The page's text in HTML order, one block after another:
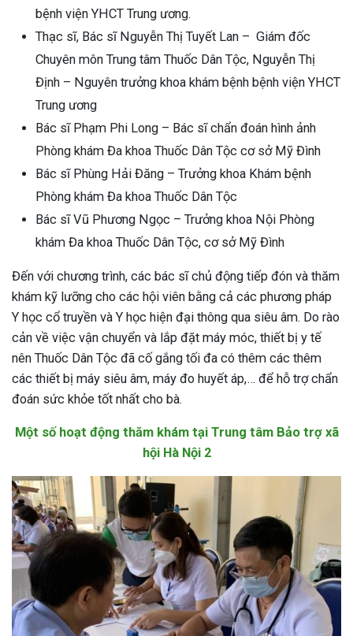
Sau Sinh Có Tự Khỏi
Thông Tin Cần Biết
sau sinh là tình trạng viêm da
phổ biến, khiến đôi bàn tay,
bệnh viện YHCT Trung ương.
Thạc sĩ, Bác sĩ Nguyễn Thị Tuyết Lan – Giám đốc
Chuyên môn Trung tâm Thuốc Dân Tộc, Nguyễn Thị
Định – Nguyên trưởng khoa khám bệnh bệnh viện YHCT
Trung ương
Bác sĩ Phạm Phi Long – Bác sĩ chẩn đoán hình ảnh
Phòng khám Đa khoa Thuốc Dân Tộc cơ sở Mỹ Đình
Bác sĩ Phùng Hải Đăng – Trưởng khoa Khám bệnh
Phòng khám Đa khoa Thuốc Dân Tộc
Bác sĩ Vũ Phương Ngọc – Trưởng khoa Nội Phòng
khám Đa khoa Thuốc Dân Tộc, cơ sở Mỹ Đình
Đến với chương trình, các bác sĩ chủ động tiếp đón và thăm
khám kỹ lưỡng cho các hội viên bằng cả các phương pháp
Y học cổ truyền và Y học hiện đại thông qua siêu âm. Do rào
cản về việc vận chuyển và lắp đặt máy móc, thiết bị y tế
nên Thuốc Dân Tộc đã cố gắng tối đa có thêm các thêm
các thiết bị máy siêu âm, máy đo huyết áp,… để hỗ trợ chẩn
đoán sức khỏe tốt nhất cho bà.
Một số hoạt động thăm khám tại Trung tâm Bảo trợ xã
hội Hà Nội 2